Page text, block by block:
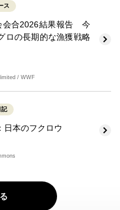
ス
会合2026結果報告 今
ロの長期的な漁獲戦略
/ WWF
記
日本のフクロウ